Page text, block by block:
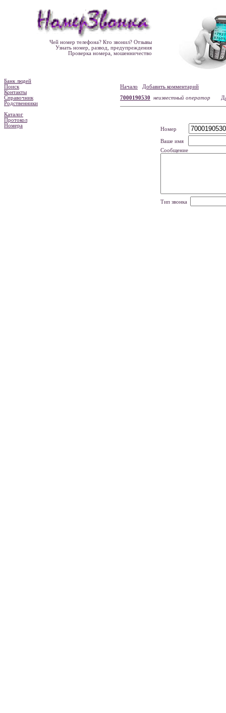
Чей номер телефона? Кто звонил? Отзывы
Узнать номер, развод, предупреждения
Проверка номера, мошенничество
Банк людей
Поиск
Контакты
Справочник
Родственники
Каталог
Протокол
Номера
Начало
Добавить комментарий
7000190530
неизвестный оператор
Номер
Ваше имя
Сообщение
Тип звонка